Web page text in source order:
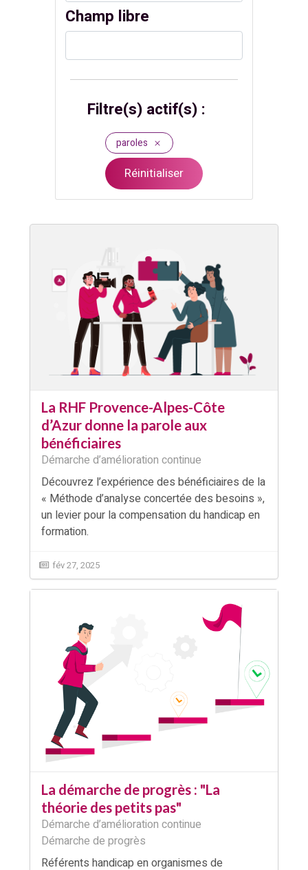
Champ libre
Filtre(s) actif(s) :
paroles
La RHF Provence-Alpes-Côte
d’Azur donne la parole aux
bénéficiaires
Démarche d’amélioration continue
Découvrez l’expérience des bénéficiaires de la
« Méthode d’analyse concertée des besoins »,
un levier pour la compensation du handicap en
formation.
fév 27, 2025
La démarche de progrès : "La
théorie des petits pas"
Démarche d’amélioration continue
Démarche de progrès
Référents handicap en organismes de